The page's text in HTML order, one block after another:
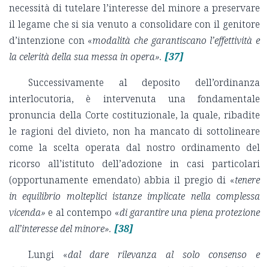
necessità di tutelare l’interesse del minore a preservare
il legame che si sia venuto a consolidare con il genitore
d’intenzione con «modalità che garantiscano l’effettività e
la celerità della sua messa in opera». [37]
Successivamente al deposito dell’ordinanza
interlocutoria, è intervenuta una fondamentale
pronuncia della Corte costituzionale, la quale, ribadite
le ragioni del divieto, non ha mancato di sottolineare
come la scelta operata dal nostro ordinamento del
ricorso all’istituto dell’adozione in casi particolari
(opportunamente emendato) abbia il pregio di «tenere
in equilibrio molteplici istanze implicate nella complessa
vicenda» e al contempo «di garantire una piena protezione
all’interesse del minore». [38]
Lungi «dal dare rilevanza al solo consenso e